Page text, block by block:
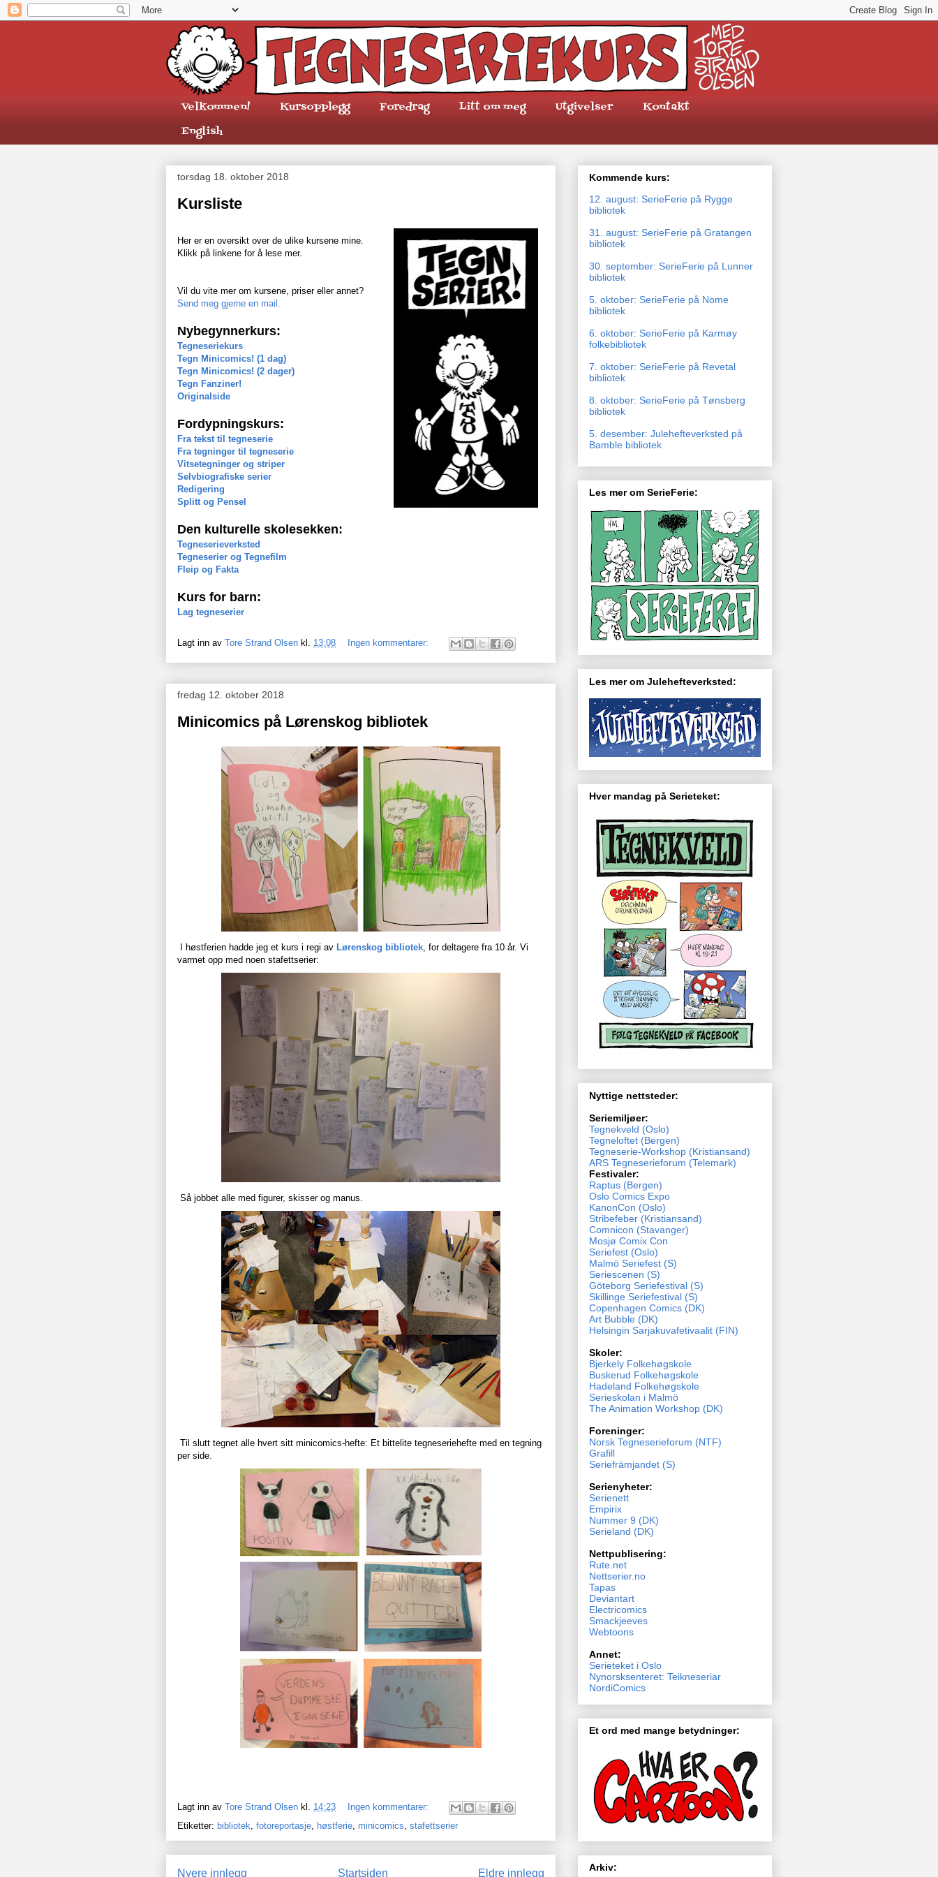
Velkommen! Kursopplegg Foredrag Litt om meg Utgivelser
Kontakt
English
torsdag 18. oktober 2018
Kursliste
Her er en oversikt over de ulike kursene mine.
Klikk på linkene for å lese mer.
Vil du vite mer om kursene, priser eller annet?
Send meg gjerne en mail.
Nybegynnerkurs:
Tegneseriekurs
Tegn Minicomics! (1 dag)
Tegn Minicomics! (2 dager)
Tegn Fanziner!
Originalside
Fordypningskurs:
Fra tekst til tegneserie
Fra tegninger til tegneserie
Vitsetegninger og striper
Selvbiografiske serier
Redigering
Splitt og Pensel
Den kulturelle skolesekken:
Tegneserieverksted
Tegneserier og Tegnefilm
Fleip og Fakta
Kurs for barn:
Lag tegneserier
Lagt inn av Tore Strand Olsen kl. 13:08 Ingen kommentarer:
fredag 12. oktober 2018
Minicomics på Lørenskog bibliotek
I høstferien hadde jeg et kurs i regi av Lørenskog bibliotek , for deltagere fra 10 år. Vi
varmet opp med noen stafettserier:
Så jobbet alle med figurer, skisser og manus.
Til slutt tegnet alle hvert sitt minicomics-hefte: Et bittelite tegneseriehefte med en tegning
per side.
Lagt inn av Tore Strand Olsen kl. 14:23
Ingen kommentarer:
Etiketter: bibliotek fotoreportasje høstferie minicomics stafettserier
Nyere innlegg Eldre innlegg
Startsiden
Kommende kurs:
12. august: SerieFerie på Rygge
bibliotek
31. august: SerieFerie på Gratangen
bibliotek
30. september: SerieFerie på Lunner
bibliotek
5. oktober: SerieFerie på Nome
bibliotek
6. oktober: SerieFerie på Karmøy
folkebibliotek
7. oktober: SerieFerie på Revetal
bibliotek
8. oktober: SerieFerie på Tønsberg
bibliotek
5. desember: Julehefteverksted på
Bamble bibliotek
Les mer om SerieFerie:
Les mer om Julehefteverksted:
Hver mandag på Serieteket:
Nyttige nettsteder:
Seriemiljøer:
Tegnekveld (Oslo)
Tegneloftet (Bergen)
Tegneserie-Workshop (Kristiansand)
ARS Tegneserieforum (Telemark)
Festivaler:
Raptus (Bergen)
Oslo Comics Expo
KanonCon (Oslo)
Stribefeber (Kristiansand)
Comnicon (Stavanger)
Mosjø Comix Con
Seriefest (Oslo)
Malmö Seriefest (S)
Seriescenen (S)
Göteborg Seriefestival (S)
Skillinge Seriefestival (S)
Copenhagen Comics (DK)
Art Bubble (DK)
Helsingin Sarjakuvafetivaalit (FIN)
Skoler:
Bjerkely Folkehøgskole
Buskerud Folkehøgskole
Hadeland Folkehøgskole
Serieskolan i Malmö
The Animation Workshop (DK)
Foreninger:
Norsk Tegneserieforum (NTF)
Grafill
Seriefrämjandet (S)
Serienyheter:
Serienett
Empirix
Nummer 9 (DK)
Serieland (DK)
Nettpublisering:
Rute.net
Nettserier.no
Tapas
Deviantart
Electricomics
Smackjeeves
Webtoons
Annet:
Serieteket i Oslo
Nynorsksenteret: Teikneseriar
NordiComics
Et ord med mange betydninger:
Arkiv: